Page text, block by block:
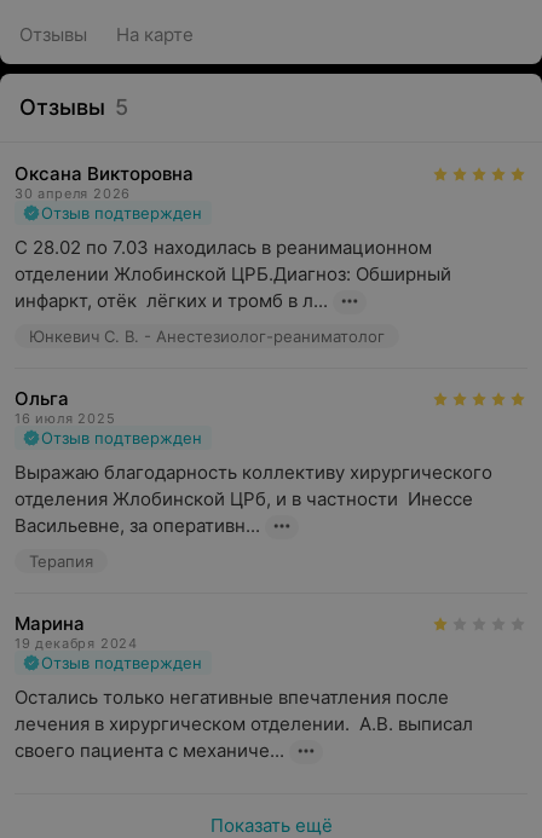
Отзывы На карте
Отзывы 5
Оксана Викторовна
30 апреля 2026
Отзыв подтвержден
С 28.02 по 7.03 находилась в реанимационном
отделении Жлобинской ЦРБ.Диагноз: Обширный
инфаркт, отёк  лёгких и тромб в л...
Юнкевич С. В. - Анестезиолог-реаниматолог
Ольга
16 июля 2025
Отзыв подтвержден
Выражаю благодарность коллективу хирургического
отделения Жлобинской ЦРб, и в частности  Инессе
Васильевне, за оперативн...
Терапия
Марина
19 декабря 2024
Отзыв подтвержден
Остались только негативные впечатления после
лечения в хирургическом отделении.  А.В. выписал
своего пациента с механиче...
Показать ещё